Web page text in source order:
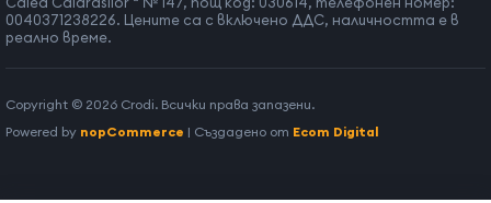
0040371238226. Цените са с включено ДДС, наличността е в
реално време.
Copyright © 2026 Crodi. Всички права запазени.
Powered by nopCommerce | Създадено от Ecom Digital